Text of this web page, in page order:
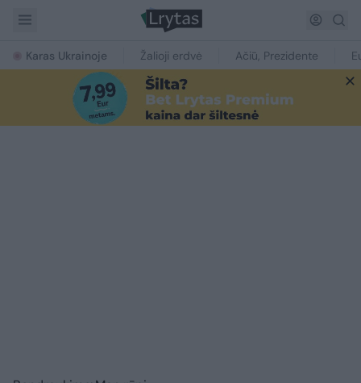
Karas Ukrainoje Žalioji erdvė Ačiū, Prezidente